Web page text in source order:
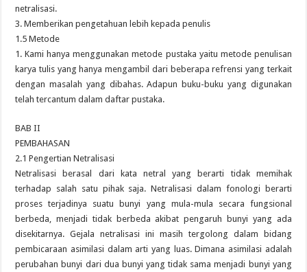
netralisasi.
3. Memberikan pengetahuan lebih kepada penulis
1.5 Metode
1. Kami hanya menggunakan metode pustaka yaitu metode penulisan
karya tulis yang hanya mengambil dari beberapa refrensi yang terkait
dengan masalah yang dibahas. Adapun buku-buku yang digunakan
telah tercantum dalam daftar pustaka.
BAB II
PEMBAHASAN
2.1 Pengertian Netralisasi
Netralisasi berasal dari kata netral yang berarti tidak memihak
terhadap salah satu pihak saja. Netralisasi dalam fonologi berarti
proses terjadinya suatu bunyi yang mula-mula secara fungsional
berbeda, menjadi tidak berbeda akibat pengaruh bunyi yang ada
disekitarnya. Gejala netralisasi ini masih tergolong dalam bidang
pembicaraan asimilasi dalam arti yang luas. Dimana asimilasi adalah
perubahan bunyi dari dua bunyi yang tidak sama menjadi bunyi yang